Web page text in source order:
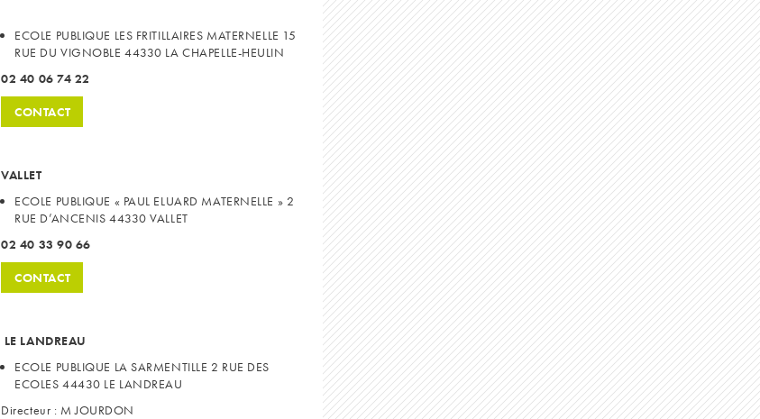
ECOLE PUBLIQUE LES FRITILLAIRES MATERNELLE 15
RUE DU VIGNOBLE 44330 LA CHAPELLE-HEULIN
02 40 06 74 22
CONTACT
VALLET
ECOLE PUBLIQUE « PAUL ELUARD MATERNELLE » 2
RUE D’ANCENIS 44330 VALLET
02 40 33 90 66
CONTACT
LE LANDREAU
ECOLE PUBLIQUE LA SARMENTILLE 2 RUE DES
ECOLES 44430 LE LANDREAU
Directeur : M JOURDON